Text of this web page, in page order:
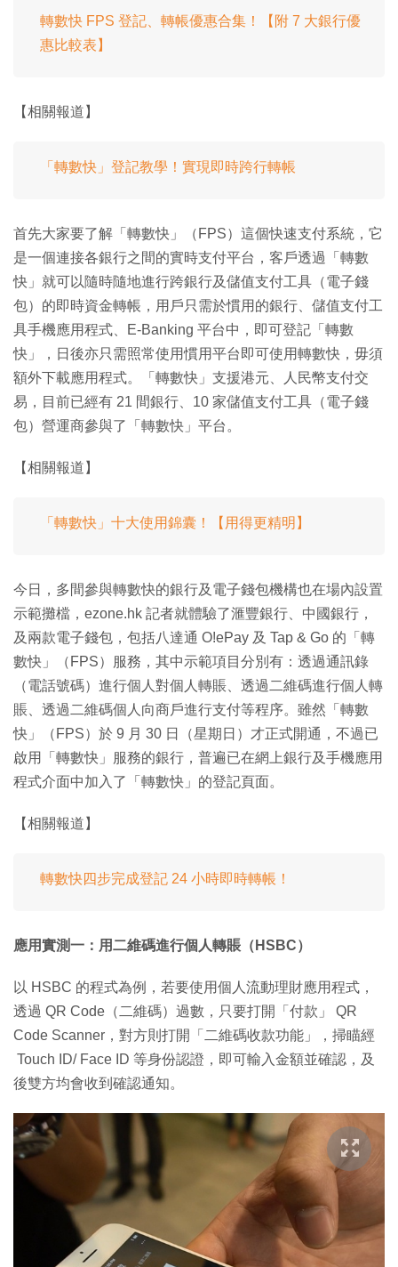
轉數快 FPS 登記、轉帳優惠合集！【附 7 大銀行優
惠比較表】
【相關報道】
「轉數快」登記教學！實現即時跨行轉帳
首先大家要了解「轉數快」（FPS）這個快速支付系統，它
是一個連接各銀行之間的實時支付平台，客戶透過「轉數
快」就可以隨時隨地進行跨銀行及儲值支付工具（電子錢
包）的即時資金轉帳，用戶只需於慣用的銀行、儲值支付工
具手機應用程式、E-Banking 平台中，即可登記「轉數
快」，日後亦只需照常使用慣用平台即可使用轉數快，毋須
額外下載應用程式。「轉數快」支援港元、人民幣支付交
易，目前已經有 21 間銀行、10 家儲值支付工具（電子錢
包）營運商參與了「轉數快」平台。
【相關報道】
「轉數快」十大使用錦囊！【用得更精明】
今日，多間參與轉數快的銀行及電子錢包機構也在場內設置
示範攤檔，ezone.hk 記者就體驗了滙豐銀行、中國銀行，
及兩款電子錢包，包括八達通 O!ePay 及 Tap & Go 的「轉
數快」（FPS）服務，其中示範項目分別有：透過通訊錄
（電話號碼）進行個人對個人轉賬、透過二維碼進行個人轉
賬、透過二維碼個人向商戶進行支付等程序。雖然「轉數
快」（FPS）於 9 月 30 日（星期日）才正式開通，不過已
啟用「轉數快」服務的銀行，普遍已在網上銀行及手機應用
程式介面中加入了「轉數快」的登記頁面。
【相關報道】
轉數快四步完成登記 24 小時即時轉帳！
應用實測一：用二維碼進行個人轉賬（HSBC）
以 HSBC 的程式為例，若要使用個人流動理財應用程式，
透過 QR Code（二維碼）過數，只要打開「付款」 QR
Code Scanner，對方則打開「二維碼收款功能」，掃瞄經
Touch ID/ Face ID 等身份認證，即可輸入金額並確認，及
後雙方均會收到確認通知。